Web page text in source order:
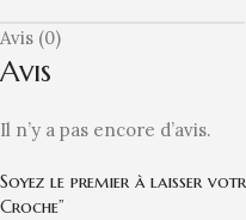
Avis (0)
Avis
Il n’y a pas encore d’avis.
Soyez le premier à laisser
Croche”